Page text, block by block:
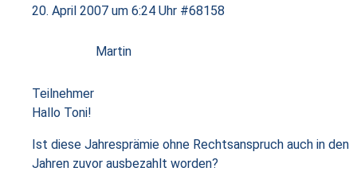
20. April 2007 um 6:24 Uhr #68158
Martin
Teilnehmer
Hallo Toni!
Ist diese Jahresprämie ohne Rechtsanspruch auch in den
Jahren zuvor ausbezahlt worden?